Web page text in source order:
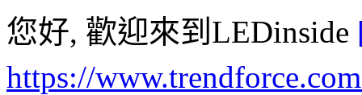
您好, 歡迎來到LEDinside
https://